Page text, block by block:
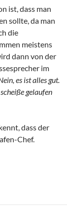
ist, dass man
sollte, da man
die
meistens
dann von der
im
es ist alles gut.
gelaufen
dass der
Chef.